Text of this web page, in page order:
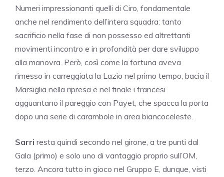
Numeri impressionanti quelli di Ciro, fondamentale
anche nel rendimento dell’intera squadra: tanto
sacrificio nella fase di non possesso ed altrettanti
movimenti incontro e in profondità per dare sviluppo
alla manovra. Però, così come la fortuna aveva
rimesso in carreggiata la Lazio nel primo tempo, bacia il
Marsiglia nella ripresa e nel finale i francesi
agguantano il pareggio con Payet, che spacca la porta
dopo una serie di carambole in area biancoceleste.
Sarri resta quindi secondo nel girone, a tre punti dal
Gala (primo) e solo uno di vantaggio proprio sull’OM,
terzo. Ancora tutto in gioco nel Gruppo E, dunque, visti